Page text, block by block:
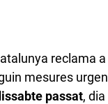
reclama
mesures
passat,